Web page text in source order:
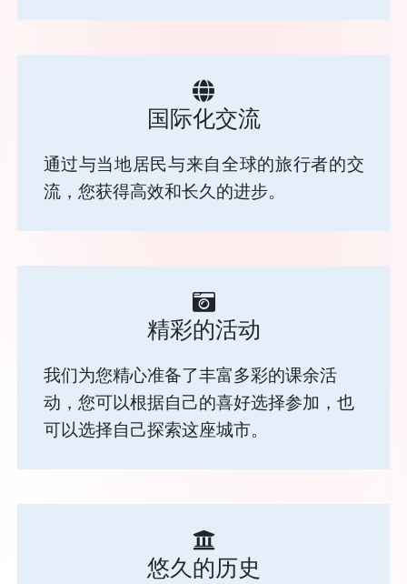
国际化交流
通过与当地居民与来自全球的旅行者的交
流，您获得高效和长久的进步。
精彩的活动
我们为您精心准备了丰富多彩的课余活
动，您可以根据自己的喜好选择参加，也
可以选择自己探索这座城市。
悠久的历史